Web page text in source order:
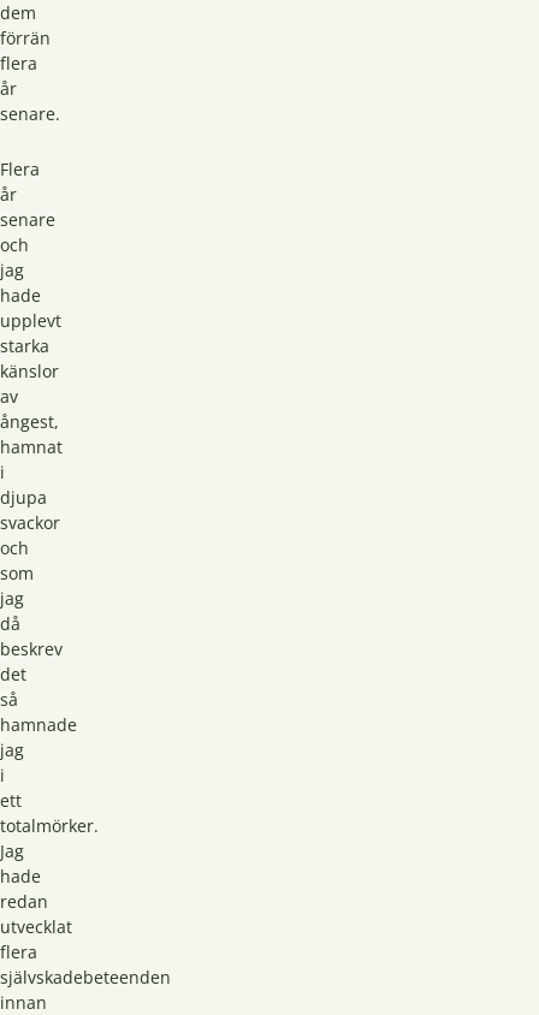
dem
förrän
flera
år
senare.
Flera
år
senare
och
jag
hade
upplevt
starka
känslor
av
ångest,
hamnat
i
djupa
svackor
och
som
jag
då
beskrev
det
så
hamnade
jag
i
ett
totalmörker.
Jag
hade
redan
utvecklat
flera
självskadebeteenden
innan